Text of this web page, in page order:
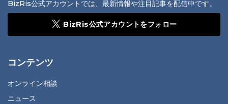
BizRis公式アカウントでは、最新情報や注目記事を配信中です。
BizRis公式アカウントをフォロー
コンテンツ
オンライン相談
ニュース